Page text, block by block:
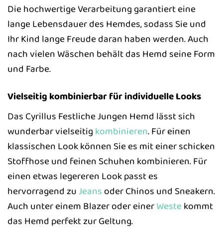
Die hochwertige Verarbeitung garantiert eine
lange Lebensdauer des Hemdes, sodass Sie und
Ihr Kind lange Freude daran haben werden. Auch
nach vielen Wäschen behält das Hemd seine Form
und Farbe.
Vielseitig kombinierbar für individuelle Looks
Das Cyrillus Festliche Jungen Hemd lässt sich
wunderbar vielseitig kombinieren. Für einen
klassischen Look können Sie es mit einer schicken
Stoffhose und feinen Schuhen kombinieren. Für
einen etwas legereren Look passt es
hervorragend zuJeans oder Chinos und Sneakern.
Auch unter einem Blazer oder einerWeste kommt
das Hemd perfekt zur Geltung.